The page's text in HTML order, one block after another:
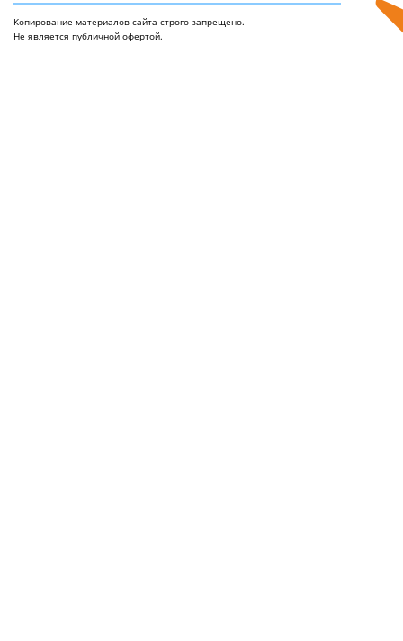
Копирование материалов сайта строго запрещено.
Не является публичной офертой.